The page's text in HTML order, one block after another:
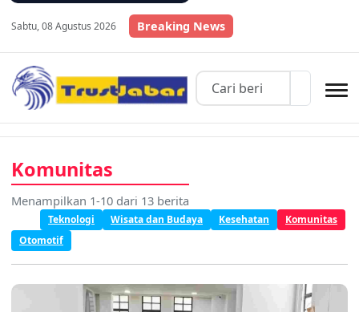
Sabtu, 08 Agustus 2026 Breaking News
Komunitas
Menampilkan 1-10 dari 13 berita
Teknologi Wisata dan Budaya Kesehatan
Komunitas
Otomotif